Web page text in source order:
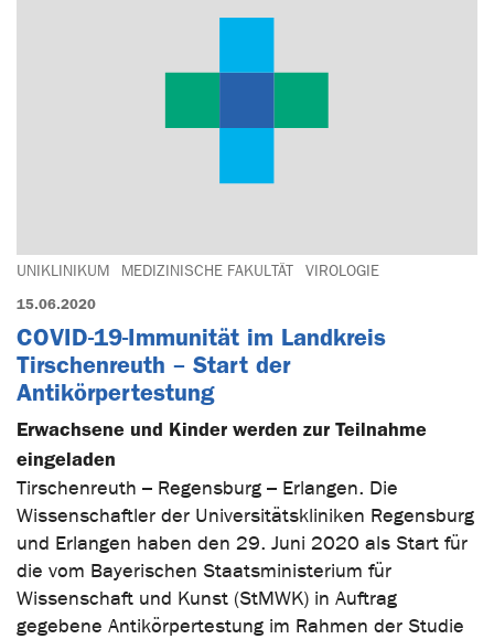
UNIKLINIKUM MEDIZINISCHE FAKULTÄT VIROLOGIE
15.06.2020
COVID-19-Immunität im Landkreis
Tirschenreuth – Start der
Antikörpertestung
Erwachsene und Kinder werden zur Teilnahme
eingeladen
Tirschenreuth – Regensburg – Erlangen. Die
Wissenschaftler der Universitätskliniken Regensburg
und Erlangen haben den 29. Juni 2020 als Start für
die vom Bayerischen Staatsministerium für
Wissenschaft und Kunst (StMWK) in Auftrag
gegebene Antikörpertestung im Rahmen der Studie